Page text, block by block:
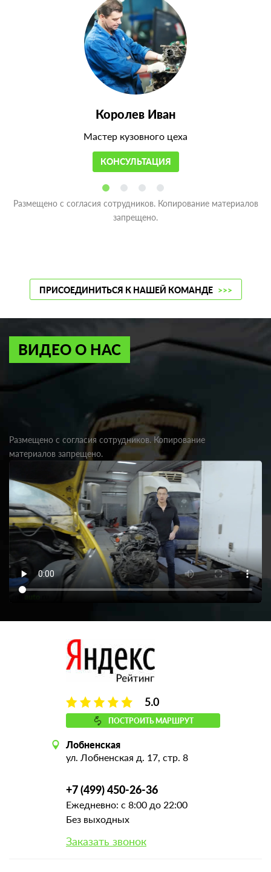
Королев Иван
Мастер кузовного цеха
КОНСУЛЬТАЦИЯ
Размещено с согласия сотрудников. Копирование материалов
запрещено.
ПРИСОЕДИНИТЬСЯ К НАШЕЙ КОМАНДЕ >>>
ВИДЕО О НАС
Размещено с согласия сотрудников. Копирование
материалов запрещено.
5.0
ПОСТРОИТЬ МАРШРУТ
Лобненская
ул. Лобненская д. 17, стр. 8
+7 (499) 450-26-36
Ежедневно: с 8:00 до 22:00
Без выходных
Заказать звонок